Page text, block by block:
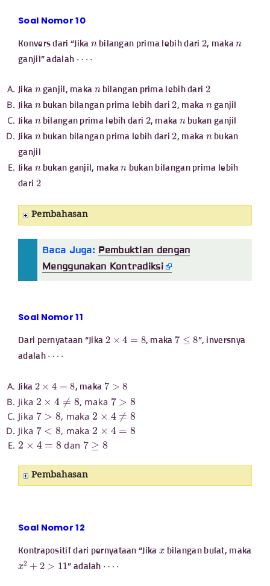
Soal Nomor 10
Konvers dari “Jika bilangan prima lebih dari 2, maka
ganjil” adalah
Jika ganjil, maka bilangan prima lebih dari 2
Jika bukan bilangan prima lebih dari2, maka
ganjil
Jika
bilangan prima lebih dari 2, maka
bukan ganjil
Jika
bukan bilangan prima lebih dari2, maka
bukan
ganjil
Jika
bukan ganjil, maka
bukan bilangan prima lebih
dari 2
Pembahasan
Baca Juga: Pembuktian dengan
Menggunakan Kontradiksi
Soal Nomor 11
Dari pernyataan “Jika 2 = , maka 7 ≤8
”, inversnya
adalah
Jika 2 = , maka 7 >
Jika 2 × 4≠ , maka 7 8
Jika 7 >8 , maka 2×4 ≠ 8
Jika 7 <8 , maka 2 ×4 = 8
2×4 = 8 dan 7 ≥8
Pembahasan
Soal Nomor 12
Kontrapositif dari pernyataan “Jika bilangan bulat, maka
2 + 2>11 ” adalah